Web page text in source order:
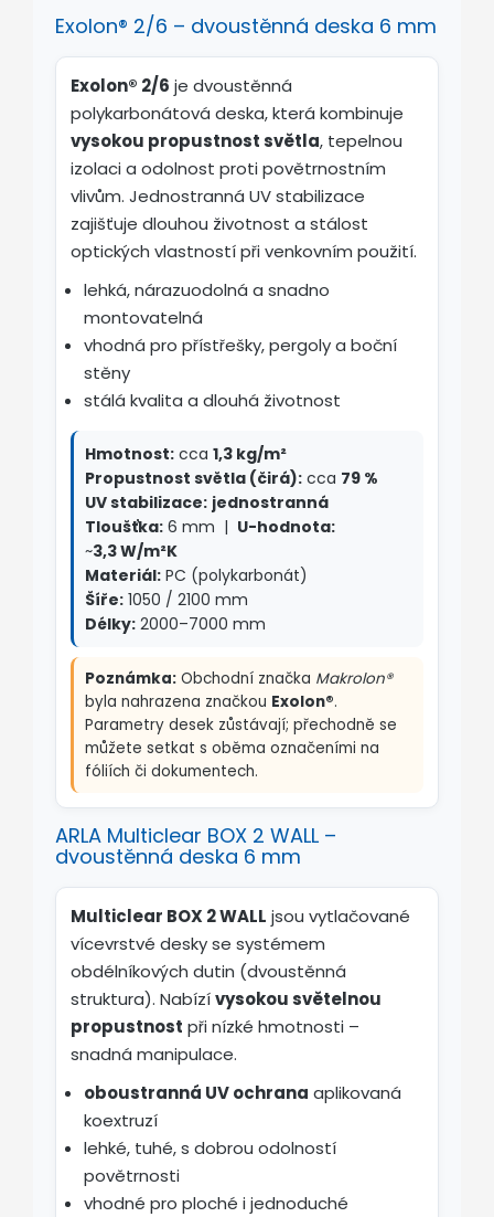
Exolon® 2/6 – dvoustěnná deska 6 mm
Exolon® 2/6 je dvoustěnná
polykarbonátová deska, která kombinuje
vysokou propustnost světla, tepelnou
izolaci a odolnost proti povětrnostním
vlivům. Jednostranná UV stabilizace
zajišťuje dlouhou životnost a stálost
optických vlastností při venkovním použití.
lehká, nárazuodolná a snadno
montovatelná
vhodná pro přístřešky, pergoly a boční
stěny
stálá kvalita a dlouhá životnost
Hmotnost: cca 1,3 kg/m²
Propustnost světla (čirá): cca 79 %
UV stabilizace: jednostranná
Tloušťka: 6 mm | U-hodnota:
~3,3 W/m²K
Materiál: PC (polykarbonát)
Šíře: 1050 / 2100 mm
Délky: 2000–7000 mm
Poznámka: Obchodní značka Makrolon®
byla nahrazena značkou Exolon®.
Parametry desek zůstávají; přechodně se
můžete setkat s oběma označeními na
fóliích či dokumentech.
ARLA Multiclear BOX 2 WALL –
dvoustěnná deska 6 mm
Multiclear BOX 2 WALL jsou vytlačované
vícevrstvé desky se systémem
obdélníkových dutin (dvoustěnná
struktura). Nabízívysokou světelnou
propustnost při nízké hmotnosti –
snadná manipulace.
oboustranná UV ochrana aplikovaná
koextruzí
lehké, tuhé, s dobrou odolností
povětrnosti
vhodné pro ploché i jednoduché